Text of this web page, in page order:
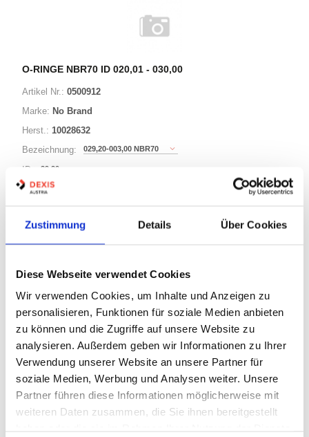
Zustimmung Details Über Cookies
Diese Webseite verwendet Cookies
Wir verwenden Cookies, um Inhalte und Anzeigen zu
personalisieren, Funktionen für soziale Medien anbieten
zu können und die Zugriffe auf unsere Website zu
analysieren. Außerdem geben wir Informationen zu Ihrer
Verwendung unserer Website an unsere Partner für
soziale Medien, Werbung und Analysen weiter. Unsere
Partner führen diese Informationen möglicherweise mit
weiteren Daten zusammen, die Sie ihnen bereitgestellt
O-RINGE NBR70 ID 020,01 - 030,00
Artikel Nr.: 0500912
Marke: No Brand
Herst.: 10028632
Bezeichnung:
029,20-003,00 NBR70
ID: 29,20mm
Schnurstärke:
STK
Auf Lager
Lager anzeigen
Print
PRODUKTBESCHREIBUNG